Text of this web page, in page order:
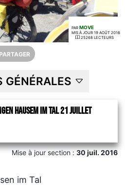
PAR MOVE
MIS À JOUR 19 AOÛT 2016
25268 LECTEURS
PARTAGER
GÉNÉRALES
Hausem im Tal 21 juillet
Mise à jour section :30 juil. 2016
im Tal